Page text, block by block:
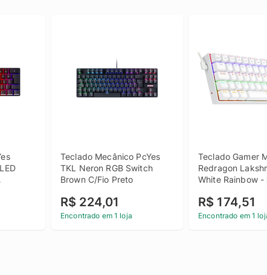
Teclado Mecânico PcYes
TKL Neron RGB Switch
Brown C/Fio Preto
R$ 224,01
Encontrado em 1 loja
Teclado Gamer
Redragon
White Rainbow -
R$ 174,51
Encontrado em 1